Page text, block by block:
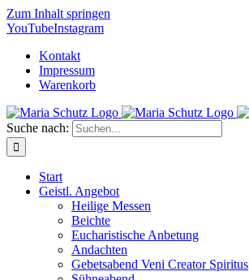
Zum Inhalt springen
YouTubeInstagram
Kontakt
Impressum
Warenkorb
Suche nach:
Start
Geistl. Angebot
Heilige Messen
Beichte
Eucharistische Anbetung
Andachten
Gebetsabend Veni Creator Spiritus